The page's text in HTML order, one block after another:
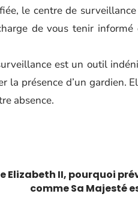
le centre de
de vous tenir informé
est un outil
la présence d’un gardien.
absence.
Elizabeth II, pourquoi
comme Sa Majesté